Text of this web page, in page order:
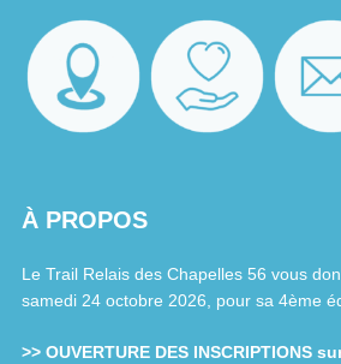
À PROPOS
Le Trail Relais des Chapelles 56 vous
samedi 24 octobre 2026, pour sa 4ème
>> OUVERTURE DES INSCRIPTIONS